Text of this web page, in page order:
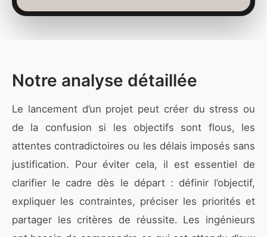
Notre analyse détaillée
Le lancement d’un projet peut créer du stress ou
de la confusion si les objectifs sont flous, les
attentes contradictoires ou les délais imposés sans
justification. Pour éviter cela, il est essentiel de
clarifier le cadre dès le départ : définir l’objectif,
expliquer les contraintes, préciser les priorités et
partager les critères de réussite. Les ingénieurs